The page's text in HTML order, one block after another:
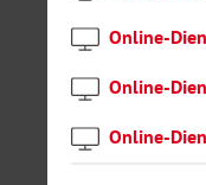
Online-
Online-
Online-